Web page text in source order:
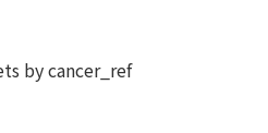
by cancer_ref